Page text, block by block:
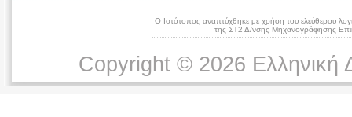
Ο Ιστότοπος αναπτύχθηκε με χρήση του ελεύθερου
της ΣΤ2 Δ/νσης Μηχανογράφησης
Copyright © 2026